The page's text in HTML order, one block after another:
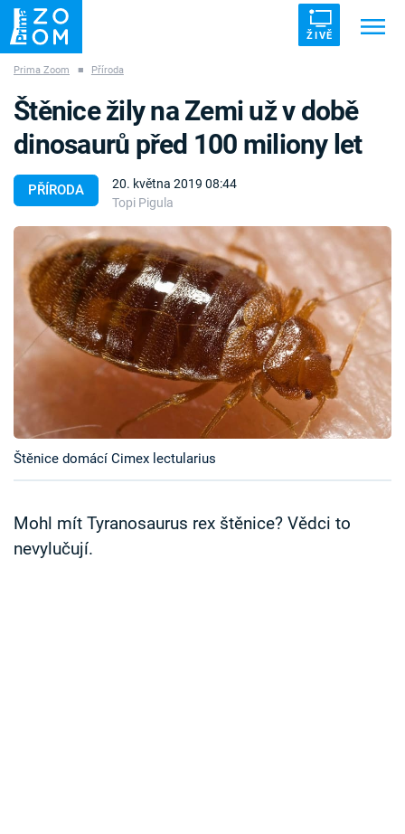
ŽIVĚ
ZÁHADY VETŘELCI DÁVNOVĚKU
Témata
Témata
Pořady
TV Program
Časopis
Sledujte prima+
Přihlášení
Prima Zoom ■ Příroda
PŘÍRODA
20. května 2019 08:44
Topi Pigula
Štěnice žily na Zemi už v době
dinosaurů před 100 miliony let
Štěnice domácí Cimex lectularius
Mohl mít Tyranosaurus rex štěnice? Vědci to
nevylučují.